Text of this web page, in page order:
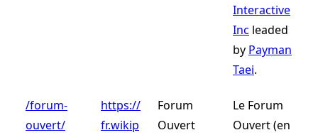
Interactive
Inc leaded
by Payman
Taei.
/forum-
ouvert/
https://
fr.wikip
Forum
Ouvert
Le Forum
Ouvert (en